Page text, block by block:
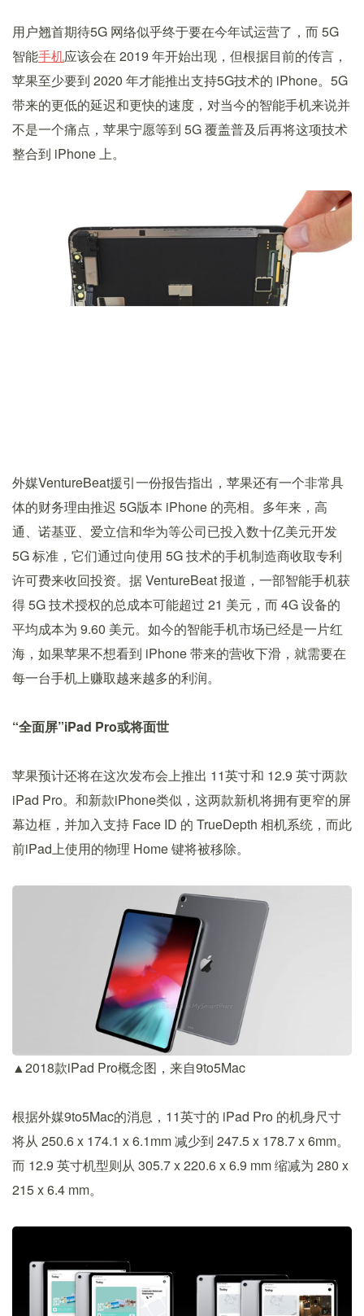
用户翘首期待5G 网络似乎终于要在今年试运营了，而 5G
智能手机应该会在 2019 年开始出现，但根据目前的传言，
苹果至少要到 2020 年才能推出支持5G技术的 iPhone。5G
带来的更低的延迟和更快的速度，对当今的智能手机来说并
不是一个痛点，苹果宁愿等到 5G 覆盖普及后再将这项技术
整合到 iPhone 上。
外媒VentureBeat援引一份报告指出，苹果还有一个非常具
体的财务理由推迟 5G版本 iPhone 的亮相。多年来，高
通、诺基亚、爱立信和华为等公司已投入数十亿美元开发
5G 标准，它们通过向使用 5G 技术的手机制造商收取专利
许可费来收回投资。据 VentureBeat 报道，一部智能手机获
得 5G 技术授权的总成本可能超过 21 美元，而 4G 设备的
平均成本为 9.60 美元。如今的智能手机市场已经是一片红
海，如果苹果不想看到 iPhone 带来的营收下滑，就需要在
每一台手机上赚取越来越多的利润。
“全面屏”iPad Pro或将面世
苹果预计还将在这次发布会上推出 11英寸和 12.9 英寸两款
iPad Pro。和新款iPhone类似，这两款新机将拥有更窄的屏
幕边框，并加入支持 Face ID 的 TrueDepth 相机系统，而此
前iPad上使用的物理 Home 键将被移除。
▲2018款iPad Pro概念图，来自9to5Mac
根据外媒9to5Mac的消息，11英寸的 iPad Pro 的机身尺寸
将从 250.6 x 174.1 x 6.1mm 减少到 247.5 x 178.7 x 6mm。
而 12.9 英寸机型则从 305.7 x 220.6 x 6.9 mm 缩减为 280 x
215 x 6.4 mm。